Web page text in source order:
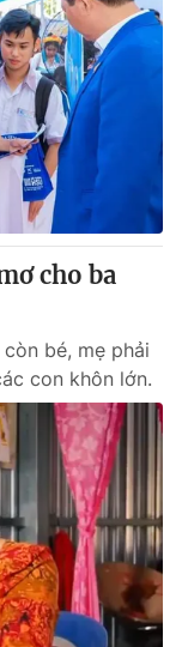
Việt
bằng AI
483/GP-BTTTT
cho ba
bé, mẹ phải
con khôn lớn.